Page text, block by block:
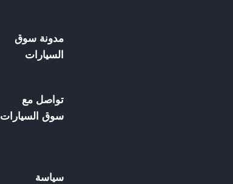
مدونة سوق
السيارات
تواصل مع
سوق السيارات
سياسة